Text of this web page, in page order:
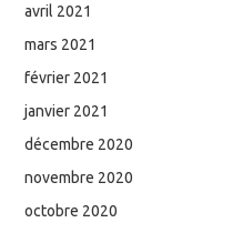
avril 2021
mars 2021
février 2021
janvier 2021
décembre 2020
novembre 2020
octobre 2020